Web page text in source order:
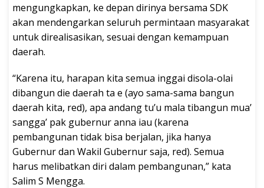
mengungkapkan, ke depan dirinya bersama SDK
akan mendengarkan seluruh permintaan masyarakat
untuk direalisasikan, sesuai dengan kemampuan
daerah.
“Karena itu, harapan kita semua inggai disola-olai
dibangun die daerah ta e (ayo sama-sama bangun
daerah kita, red), apa andang tu’u mala tibangun mua’
sangga’ pak gubernur anna iau (karena
pembangunan tidak bisa berjalan, jika hanya
Gubernur dan Wakil Gubernur saja, red). Semua
harus melibatkan diri dalam pembangunan,” kata
Salim S Mengga.